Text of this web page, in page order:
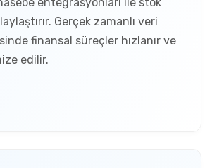
Gerçek zamanlı veri
finansal süreçler hızlanır ve
edilir.